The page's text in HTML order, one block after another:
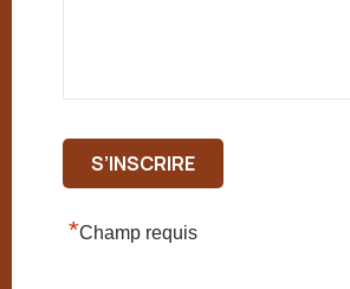
*Champ requis